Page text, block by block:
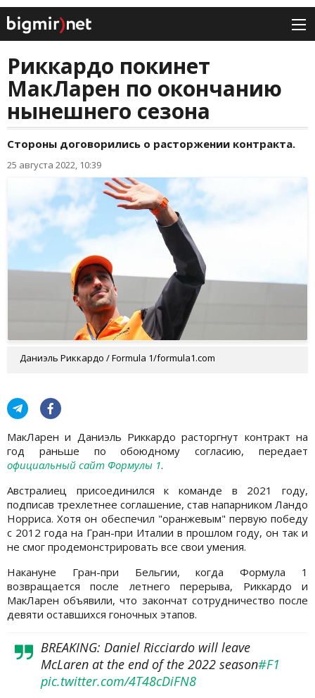
Риккардо покинет
МакЛарен по окончанию
нынешнего сезона
Стороны договорились о расторжении контракта.
25 августа 2022, 10:39
Даниэль Риккардо / Formula 1/formula1.com
МакЛарен и Даниэль Риккардо расторгнут контракт на
год раньше по обоюдному согласию, передает
официальный сайт Формулы 1.
Австралиец присоединился к команде в 2021 году,
подписав трехлетнее соглашение, став напарником Ландо
Норриса. Хотя он обеспечил "оранжевым" первую победу
с 2012 года на Гран-при Италии в прошлом году, он так и
не смог продемонстрировать все свои умения.
Накануне Гран-при Бельгии, когда Формула 1
возвращается после летнего перерыва, Риккардо и
МакЛарен объявили, что закончат сотрудничество после
девяти оставшихся гоночных этапов.
BREAKING: Daniel Ricciardo will leave
McLaren at the end of the 2022 season#F1
pic.twitter.com/4T48cDiFN8